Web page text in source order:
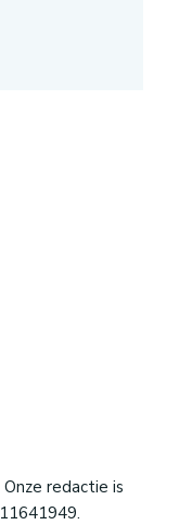
redactie is